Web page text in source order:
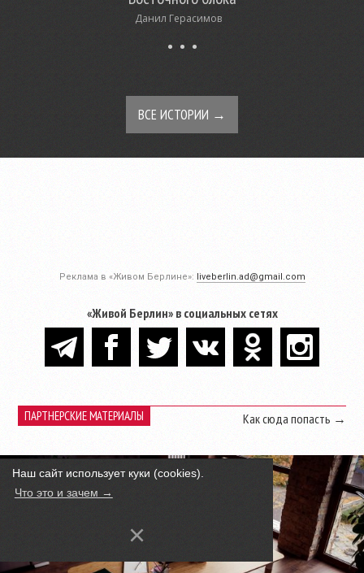
Наш сайт использует куки (cookies).
Что это и зачем →
×
Данил Герасимов
ВСЕ ИСТОРИИ →
Реклама в «Живом Берлине»: liveberlin.ad@gmail.com
«Живой Берлин» в социальных сетях
ПАРТНЕРСКИЕ МАТЕРИАЛЫ Как сюда попасть →